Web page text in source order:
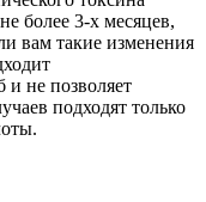
более 3-х месяцев,
вам такие изменения
и не позволяет
подходят только